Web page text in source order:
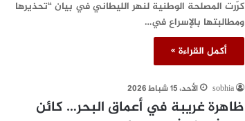
كرّرت المصلحة الوطنية لنهر الليطاني في بيان “تحذيرها
ومطالبتها بالإسراع في…
أكمل القراءة »
sobhia الأحد، 15 شباط 2026
ظاهرة غريبة في أعماق البحر… كائن